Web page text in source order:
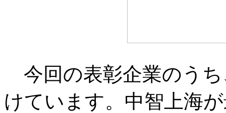
今回の表彰企業のう
けています。中智上海